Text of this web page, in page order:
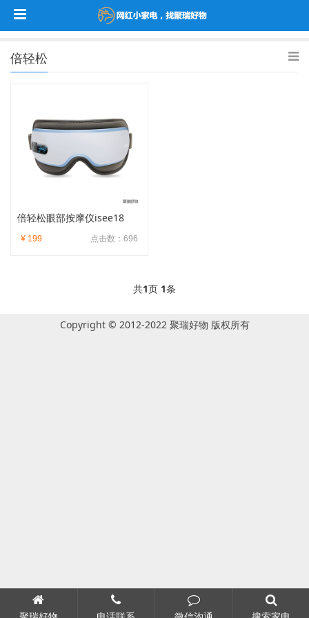
倍轻松
倍轻松眼部按摩仪isee18
点击数：696
¥ 199
共1页 1条
Copyright © 2012-2022 聚瑞好物 版权所有